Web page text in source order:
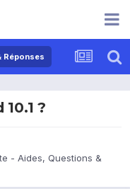
Réponses
?
- Aides, Questions &